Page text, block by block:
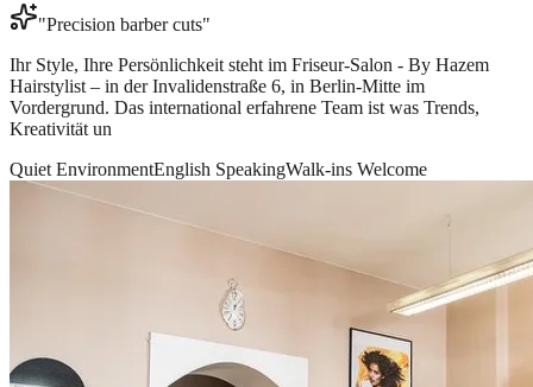
"Precision barber cuts"
Ihr Style, Ihre Persönlichkeit steht im Friseur-Salon - By Hazem
Hairstylist – in der Invalidenstraße 6, in Berlin-Mitte im
Vordergrund. Das international erfahrene Team ist was Trends,
Kreativität un
Quiet EnvironmentEnglish SpeakingWalk-ins Welcome